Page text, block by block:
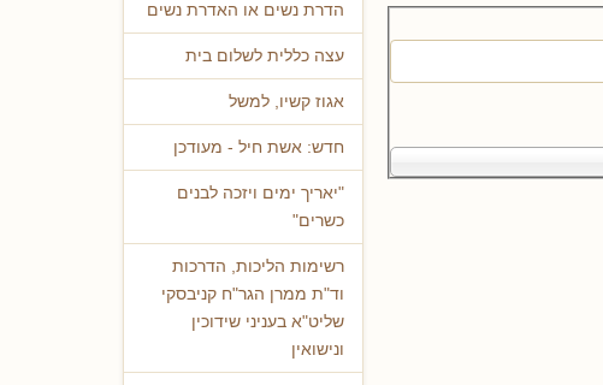
הדרת נשים או האדרת נשים
עצה כללית לשלום בית
אגוז קשיו, למשל
חדש: אשת חיל - מעודכן
"יאריך ימים ויזכה לבנים
כשרים"
רשימות הליכות, הדרכות
וד"ת ממרן הגר"ח קניבסקי
שליט"א בעניני שידוכין
ונישואין